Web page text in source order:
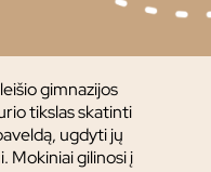
gimnazijos
tikslas skatinti
ugdyti jų
Mokiniai gilinosi į